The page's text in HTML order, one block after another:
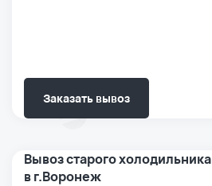
Заказать вывоз
Вывоз старого холодильника
в г.Воронеж